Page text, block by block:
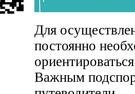
Для
постоянно
Важным